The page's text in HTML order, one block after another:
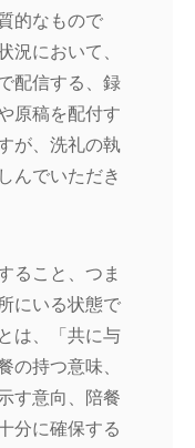
的なもので
況において、
配信する、録
原稿を配付す
が、洗礼の執
んでいただき
ること、つま
にいる状態で
は、「共に与
の持つ意味、
す意向、陪餐
分に確保する